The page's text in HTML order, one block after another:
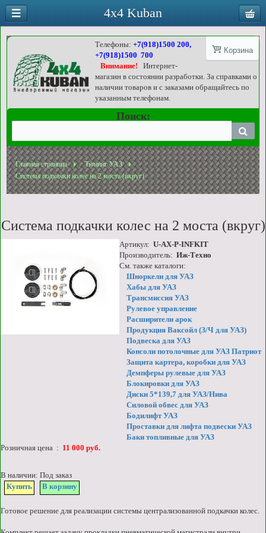
Корзина
Телефоны:+7(918)1500 200,
+7(918)1500 700
Внимание!
Интернет-
магазин в состоянии разработки. За справками о
наличии товаров и с заказами обращайтесь по
указанным телефонам.
Поиск:
Главная страница
Тюнинг УАЗ
Система подкачки колес на 2 моста (вкруг)
Система подкачки колес на 2 моста (вкруг)
Артикул: U-AX-P-INFKIT
Производитель: Иж-Техно
См. также каталоги:
Шноркели для УАЗ
Хабы для УАЗ
Трансмиссия УАЗ
Рулевое управление
Расширители арок
Продукция Ваксойл (З/Ч для УАЗ)
Подвеска для УАЗ
Консоли потолочные для УАЗ Патриот
Защита картера, коробки для УАЗ
Демпферы рулевые для УАЗ
Блокировки для УАЗ
Диски 5*139,7 для УАЗ/Нива
Силовой обвес для УАЗ
Бодилифт УАЗ
Проставки для лифта подвески УАЗ
Баки топливные для УАЗ
Розничная цена : 11 000 руб.
В наличии: Под заказ
Купить
В корзину
Готовое решение для реализации системы централизованной подкачки колес.
4x4 Kuban